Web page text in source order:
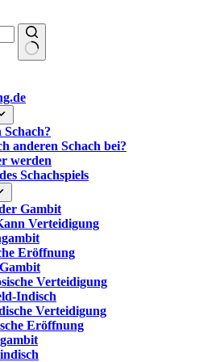
anderen Schach bei?
werden
Schachspiels
Gambit
Verteidigung
Eröffnung
Verteidigung
Indisch
Verteidigung
Eröffnung